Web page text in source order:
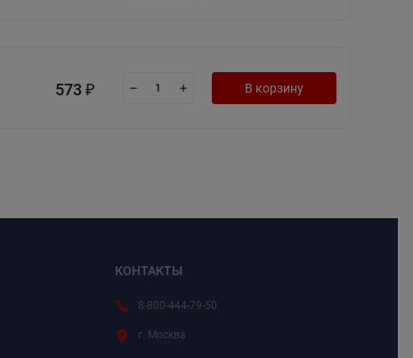
573 ₽ В корзину
КОНТАКТЫ
8-800-444-79-50
г. Москва